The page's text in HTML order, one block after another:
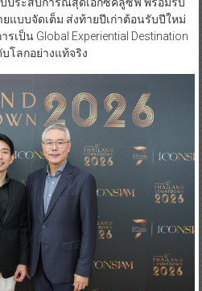
ประสบการณ์สุดเอ็กซ์คลูซีฟ พร้อมรับ
แบบจัดเต็ม ส่งท้ายปีเก่าต้อนรับปีใหม่
รเป็น Global Experiential Destination
โลกอย่างแท้จริง